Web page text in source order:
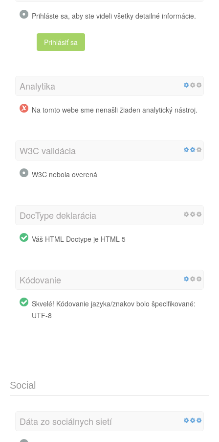
Prihláste sa, aby ste videli všetky detailné informácie.
Prihlásiť sa
Analytika
Na tomto webe sme nenašli žiaden analytický nástroj.
W3C validácia
W3C nebola overená
DocType deklarácia
Váš HTML Doctype je HTML 5
Kódovanie
Skvelé! Kódovanie jazyka/znakov bolo špecifikované:
UTF-8
Social
Dáta zo sociálnych sietí